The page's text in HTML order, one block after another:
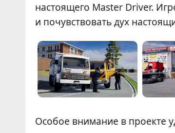
настоящего Master Driver.
и почувствовать дух
Особое внимание в проекте